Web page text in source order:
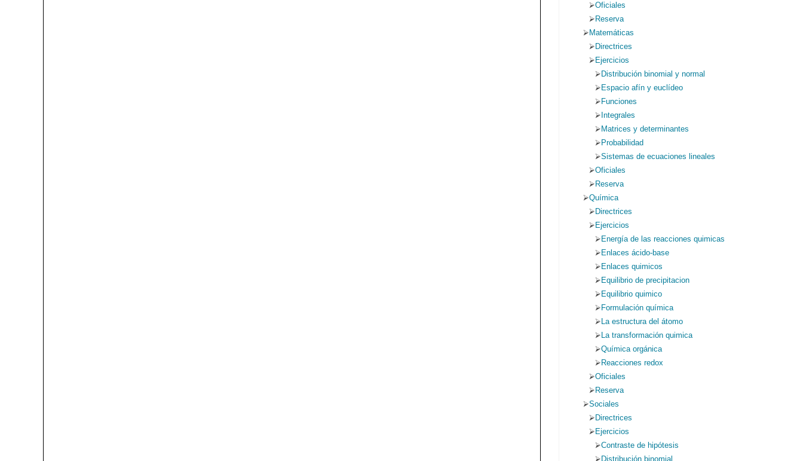
Oficiales
Reserva
Matemáticas
Directrices
Ejercicios
Distribución binomial y normal
Espacio afín y euclídeo
Funciones
Integrales
Matrices y determinantes
Probabilidad
Sistemas de ecuaciones lineales
Oficiales
Reserva
Química
Directrices
Ejercicios
Energía de las reacciones quimicas
Enlaces ácido-base
Enlaces quimicos
Equilibrio de precipitacion
Equilibrio quimico
Formulación química
La estructura del átomo
La transformación quimica
Química orgánica
Reacciones redox
Oficiales
Reserva
Sociales
Directrices
Ejercicios
Contraste de hipótesis
Distribución binomial